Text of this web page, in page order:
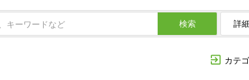
検索 詳
カテ